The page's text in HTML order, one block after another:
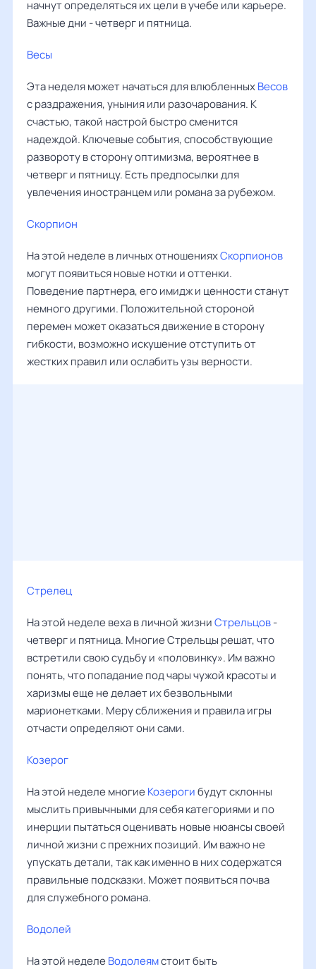
начнут определяться их цели в учебе или карьере.
Важные дни - четверг и пятница.
Весы
Эта неделя может начаться для влюбленныхВесов
с раздражения, уныния или разочарования. К
счастью, такой настрой быстро сменится
надеждой. Ключевые события, способствующие
развороту в сторону оптимизма, вероятнее в
четверг и пятницу. Есть предпосылки для
увлечения иностранцем или романа за рубежом.
Скорпион
На этой неделе в личных отношенияхСкорпионов
могут появиться новые нотки и оттенки.
Поведение партнера, его имидж и ценности станут
немного другими. Положительной стороной
перемен может оказаться движение в сторону
гибкости, возможно искушение отступить от
жестких правил или ослабить узы верности.
Стрелец
На этой неделе веха в личной жизниСтрельцов-
четверг и пятница. Многие Стрельцы решат, что
встретили свою судьбу и «половинку». Им важно
понять, что попадание под чары чужой красоты и
харизмы еще не делает их безвольными
марионетками. Меру сближения и правила игры
отчасти определяют они сами.
Козерог
На этой неделе многие Козерогибудут склонны
мыслить привычными для себя категориями и по
инерции пытаться оценивать новые нюансы своей
личной жизни с прежних позиций. Им важно не
упускать детали, так как именно в них содержатся
правильные подсказки. Может появиться почва
для служебного романа.
Водолей
На этой неделе Водолеямстоит быть